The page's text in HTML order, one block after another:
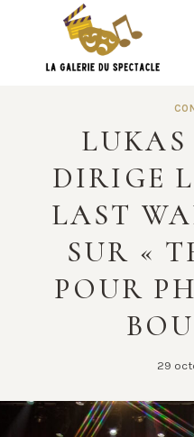
content
LUKAS
DIRIGE
LAST
SUR «
POUR
29